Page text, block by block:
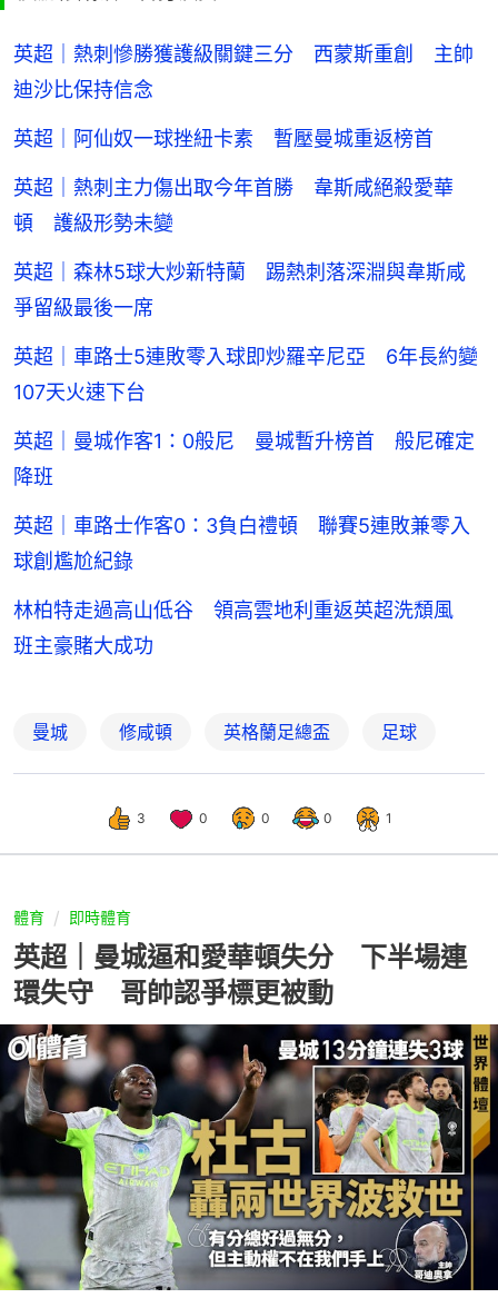
英超｜熱刺慘勝獲護級關鍵三分 西蒙斯重創 主帥
迪沙比保持信念
英超｜阿仙奴一球挫紐卡素 暫壓曼城重返榜首
英超｜熱刺主力傷出取今年首勝 韋斯咸絕殺愛華
頓 護級形勢未變
英超｜森林5球大炒新特蘭 踢熱刺落深淵與韋斯咸
爭留級最後一席
英超｜車路士5連敗零入球即炒羅辛尼亞 6年長約變
107天火速下台
英超｜曼城作客1：0般尼 曼城暫升榜首 般尼確定
降班
英超｜車路士作客0：3負白禮頓 聯賽5連敗兼零入
球創尷尬紀錄
林柏特走過高山低谷 領高雲地利重返英超洗頹風
班主豪賭大成功
曼城 修咸頓 英格蘭足總盃 足球
3 0 0 0 1
體育 即時體育
英超｜曼城逼和愛華頓失分 下半場連
環失守 哥帥認爭標更被動